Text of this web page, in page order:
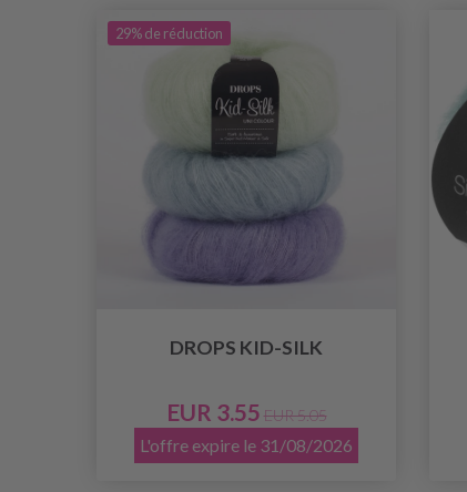
29% de réduction
DROPS KID-SILK
EUR 3.55 EUR 5.05
L'offre expire le 31/08/2026